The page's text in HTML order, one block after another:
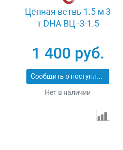
Цепная ветвь 1.5 м 3
т DHA ВЦ -3-1.5
1 400 руб.
Сообщить о поступлении
Нет в наличии